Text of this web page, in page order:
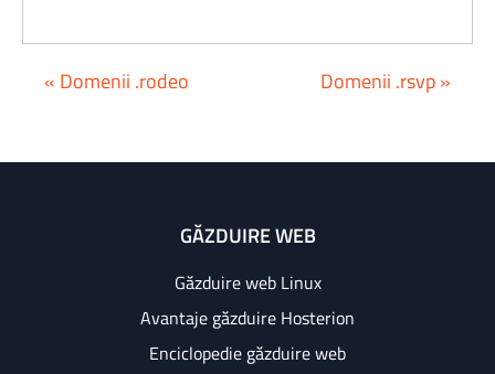
« Domenii .rodeo Domenii .rsvp »
GĂZDUIRE WEB
Găzduire web Linux
Avantaje găzduire Hosterion
Enciclopedie găzduire web